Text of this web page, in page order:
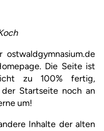
Die Seite ist
zu 100% fertig,
Startseite noch an
um!
Inhalte der alten